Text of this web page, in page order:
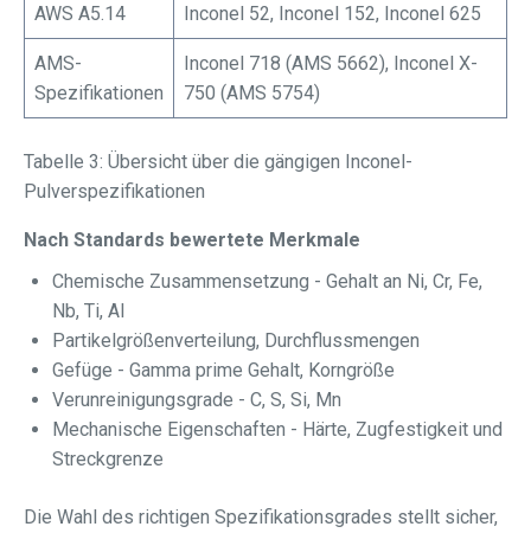
AWS A5.14 Inconel 52, Inconel 152, Inconel 625
AMS-
Spezifikationen
Inconel 718 (AMS 5662), Inconel X-
750 (AMS 5754)
Tabelle 3: Übersicht über die gängigen Inconel-
Pulverspezifikationen
Nach Standards bewertete Merkmale
Chemische Zusammensetzung - Gehalt an Ni, Cr, Fe,
Nb, Ti, Al
Partikelgrößenverteilung, Durchflussmengen
Gefüge - Gamma prime Gehalt, Korngröße
Verunreinigungsgrade - C, S, Si, Mn
Mechanische Eigenschaften - Härte, Zugfestigkeit und
Streckgrenze
Die Wahl des richtigen Spezifikationsgrades stellt sicher,